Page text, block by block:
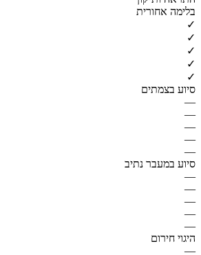
בלימה אחורית
✓
✓
✓
✓
✓
סיוע בצמתים
—
—
—
—
—
סיוע במעבר נתיב
—
—
—
—
—
היגוי חירום
—